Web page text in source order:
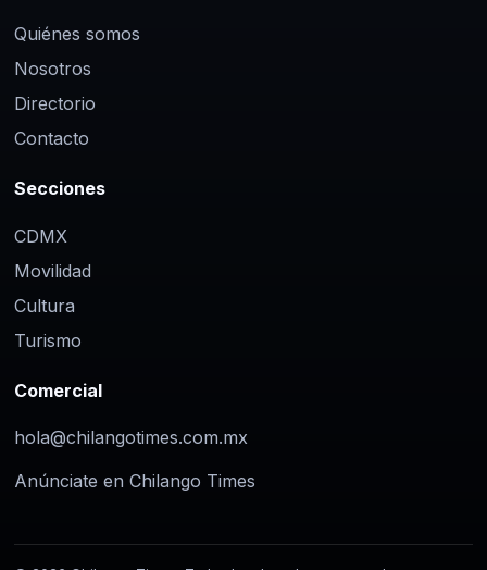
Quiénes somos
Nosotros
Directorio
Contacto
Secciones
CDMX
Movilidad
Cultura
Turismo
Comercial
hola@chilangotimes.com.mx
Anúnciate en Chilango Times